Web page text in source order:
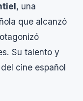
, una
que alcanzó
Su talento y
cine español